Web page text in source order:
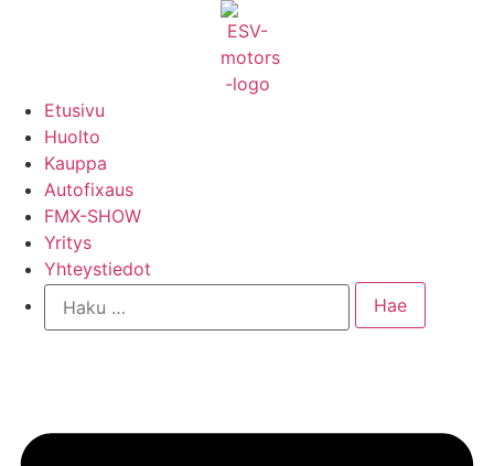
Etusivu
Huolto
Kauppa
Autofixaus
FMX-SHOW
Yritys
Yhteystiedot